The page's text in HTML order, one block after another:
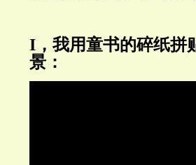
I，我用童书的碎纸拼
景：